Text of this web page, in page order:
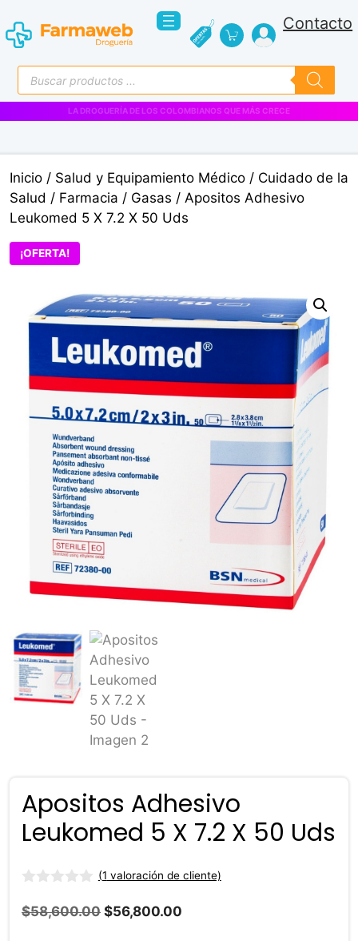
al
contenido
Contacto
Búsqueda
de
productos
VENTAS EMPRESARIALES
Inicio / Salud y Equipamiento Médico / Cuidado de la
Salud / Farmacia / Gasas / Apositos Adhesivo
Leukomed 5 X 7.2 X 50 Uds
¡OFERTA!
Apositos Adhesivo
Leukomed 5 X 7.2 X 50 Uds
d
e
(1 valoración de cliente)
$58,600.00 El
$56,800.00